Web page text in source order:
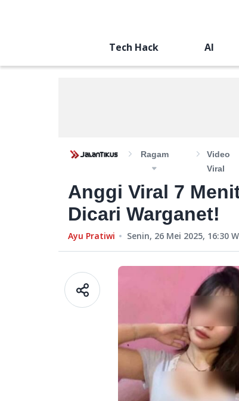
Tech Hack AI
Ragam
Video
Viral
Anggi Viral 7
Dicari Warganet!
Ayu Pratiwi Senin, 26 Mei 2025, 16:30